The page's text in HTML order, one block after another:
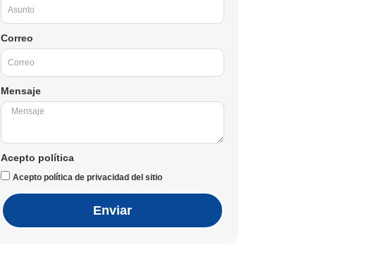
Correo
Mensaje
Acepto política
Acepto política de privacidad del sitio
Enviar